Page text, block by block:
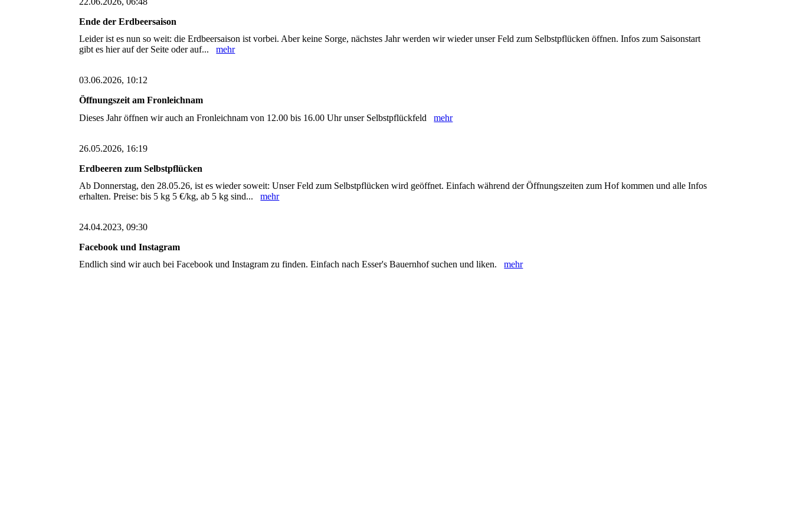
Ende der Erdbeersaison
Leider ist es nun so weit: die Erdbeersaison ist vorbei. Aber keine Sorge, nächstes Jahr werden wir wieder unser Feld zum Selbstpflücken öffnen. Infos zum Saisonstart
gibt es hier auf der Seite oder auf...mehr
03.06.2026, 10:12
Öffnungszeit am Fronleichnam
Dieses Jahr öffnen wir auch an Fronleichnam von 12.00 bis 16.00 Uhr unser Selbstpflückfeldmehr
26.05.2026, 16:19
Erdbeeren zum Selbstpflücken
Ab Donnerstag, den 28.05.26, ist es wieder soweit: Unser Feld zum Selbstpflücken wird geöffnet. Einfach während der Öffnungszeiten zum Hof kommen und alle Infos
erhalten. Preise: bis 5 kg 5 €/kg, ab 5 kg sind...mehr
24.04.2023, 09:30
Facebook und Instagram
Endlich sind wir auch bei Facebook und Instagram zu finden. Einfach nach Esser's Bauernhof suchen und liken.mehr